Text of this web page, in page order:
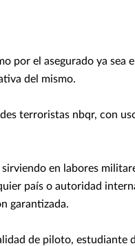
por el asegurado ya sea
del mismo.
terroristas nbqr, con
en labores
país o autoridad
garantizada.
de piloto, estudiante